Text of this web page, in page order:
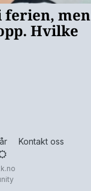
Kontakt oss